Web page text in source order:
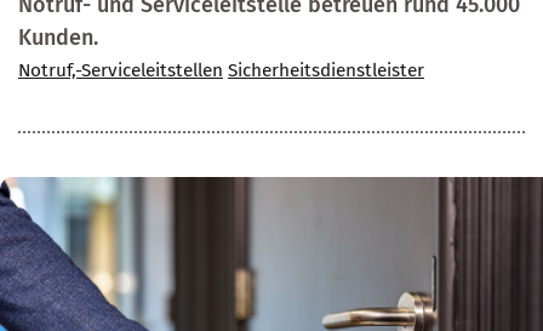
Notruf- und Serviceleitstelle betreuen rund 45.000
Kunden.
Notruf,-Serviceleitstellen Sicherheitsdienstleister